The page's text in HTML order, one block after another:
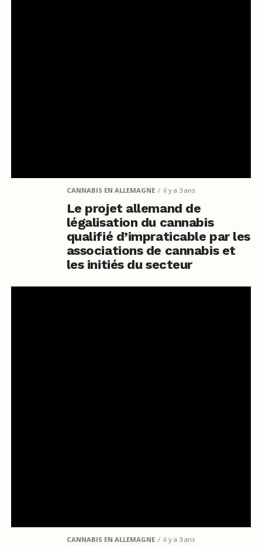
CANNABIS EN ALLEMAGNE il y a 3 ans
Le projet allemand de
légalisation du cannabis
qualifié d’impraticable par les
associations de cannabis et
les initiés du secteur
CANNABIS EN ALLEMAGNE il y a 3 ans